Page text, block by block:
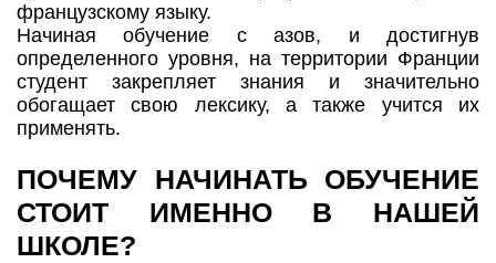
французскому языку.
Начиная обучение с азов, и достигнув
определенного уровня, на территории Франции
студент закрепляет знания и значительно
обогащает свою лексику, а также учится их
применять.
ПОЧЕМУ НАЧИНАТЬ ОБУЧЕНИЕ
СТОИТ ИМЕННО В НАШЕЙ
ШКОЛЕ?